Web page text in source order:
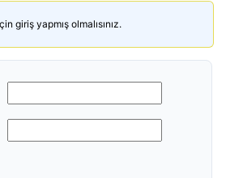
giriş yapmış olmalısınız.